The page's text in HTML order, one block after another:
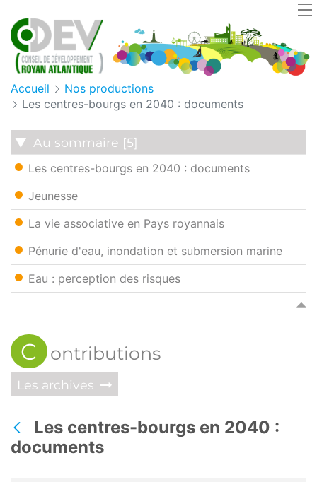
Accueil
Nos productions
Les centres-bourgs en 2040 : documents
Au sommaire [5]
Les centres-bourgs en 2040 : documents
Jeunesse
La vie associative en Pays royannais
Pénurie d'eau, inondation et submersion marine
Eau : perception des risques
C ontributions
Les archives
Retour
Les centres-bourgs en 2040 :
documents